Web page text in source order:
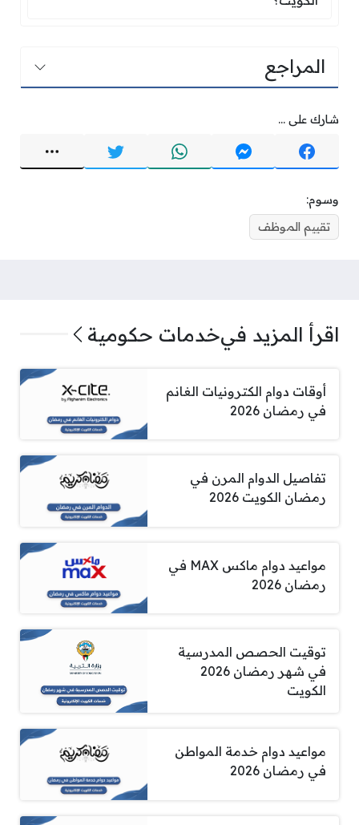
المراجع
شارك على ...
وسوم:
تقييم الموظف
اقرأ المزيد فيخدمات حكومية
أوقات دوام الكترونيات الغانم
في رمضان 2026
تفاصيل الدوام المرن في
رمضان الكويت 2026
مواعيد دوام ماكس MAX في
رمضان 2026
توقيت الحصص المدرسية
في شهر رمضان 2026
الكويت
مواعيد دوام خدمة المواطن
في رمضان 2026